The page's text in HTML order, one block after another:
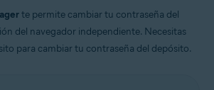
te permite cambiar tu contraseña del
del navegador independiente. Necesitas
para cambiar tu contraseña del depósito.